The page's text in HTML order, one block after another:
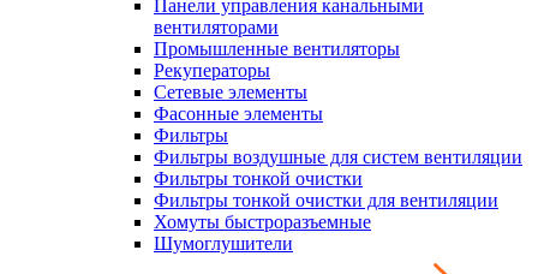
Панели управления канальными
вентиляторами
Промышленные вентиляторы
Рекуператоры
Сетевые элементы
Фасонные элементы
Фильтры
Фильтры воздушные для систем вентиляции
Фильтры тонкой очистки
Фильтры тонкой очистки для вентиляции
Хомуты быстроразъемные
Шумоглушители